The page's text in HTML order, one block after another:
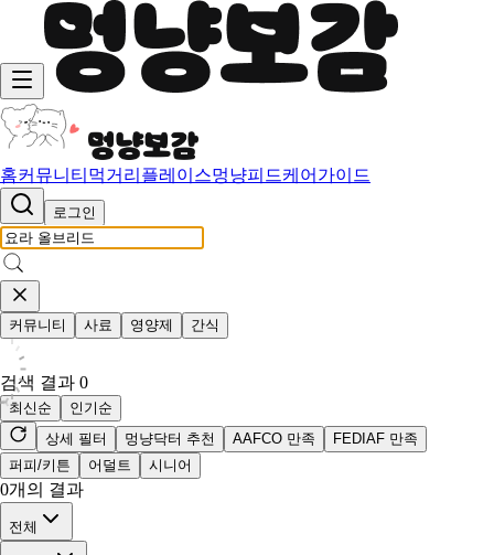
홈커뮤니티 먹거리 플레이스멍냥피드케어가이드
로그인
커뮤니티 사료 영양제 간식
검색 결과 0
최신순
인기순
상세 필터
멍냥닥터 추천 AAFCO 만족
FEDIAF 만족
퍼피/키튼
어덜트 시니어
0개의 결과
전체